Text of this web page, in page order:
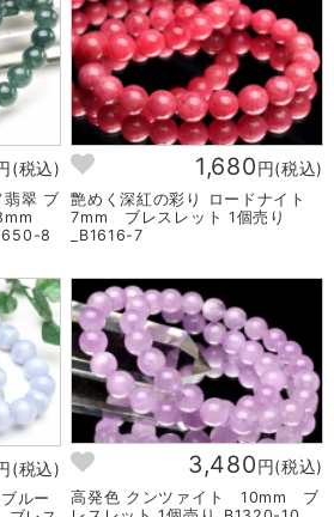
(税込)
翠 ブ
8
1,680円(税込)
艶めく深紅の彩り ロードナイト
7mm ブレスレット 1個売り
_B1616-7
(税込)
ルー
3,480円(税込)
高発色 クンツァイト 10mm ブ